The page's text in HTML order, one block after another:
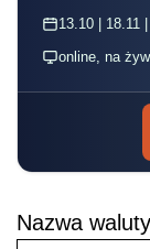
13.10 | 18.11
online, na
Nazwa waluty